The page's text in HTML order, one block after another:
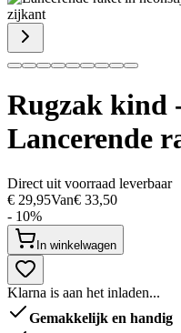
Rugzak kind
Lancerende
Direct uit voorraad leverbaar
€ 29,95Van€ 33,50
- 10%
In winkelwagen
Klarna is aan het inladen...
Gemakkelijk en handig